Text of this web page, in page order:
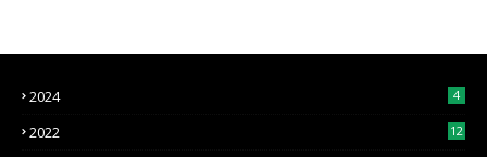
2024 4
2022 12